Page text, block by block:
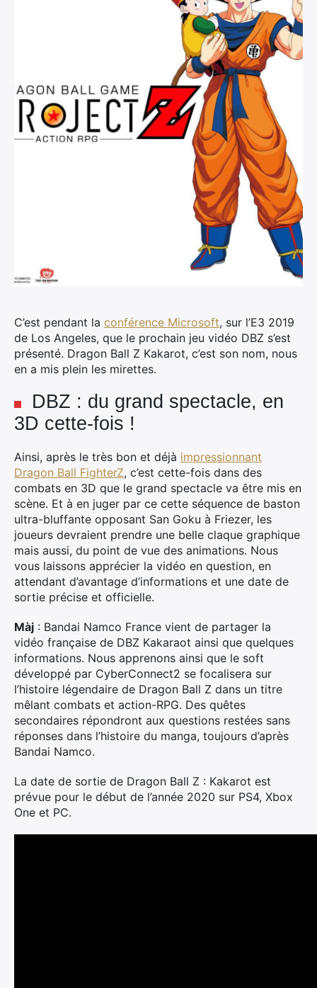
C’est pendant la conférence Microsoft, sur l’E3 2019
de Los Angeles, que le prochain jeu vidéo DBZ s’est
présenté. Dragon Ball Z Kakarot, c’est son nom, nous
en a mis plein les mirettes.
DBZ : du grand spectacle, en
3D cette-fois !
Ainsi, après le très bon et déjà impressionnant
Dragon Ball FighterZ, c’est cette-fois dans des
combats en 3D que le grand spectacle va être mis en
scène. Et à en juger par ce cette séquence de baston
ultra-bluffante opposant San Goku à Friezer, les
joueurs devraient prendre une belle claque graphique
mais aussi, du point de vue des animations. Nous
vous laissons apprécier la vidéo en question, en
attendant d’avantage d’informations et une date de
sortie précise et officielle.
Màj : Bandai Namco France vient de partager la
vidéo française de DBZ Kakaraot ainsi que quelques
informations. Nous apprenons ainsi que le soft
développé par CyberConnect2 se focalisera sur
l’histoire légendaire de Dragon Ball Z dans un titre
mêlant combats et action-RPG. Des quêtes
secondaires répondront aux questions restées sans
réponses dans l’histoire du manga, toujours d’après
Bandai Namco.
La date de sortie de Dragon Ball Z : Kakarot est
prévue pour le début de l’année 2020 sur PS4, Xbox
One et PC.